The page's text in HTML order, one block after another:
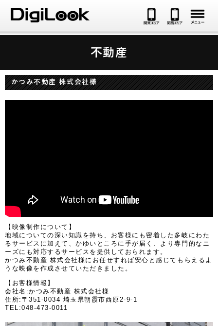
不動産
かつみ不動産 株式会社様
【映像制作について】
地域についての深い知識を持ち、お客様にも密着した多岐にわた
るサービスに加えて、かゆいところに手が届く、より専門的なニ
ーズにも対応するサービスを提供しておられます。
かつみ不動産 株式会社様にお任せすれば安心と感じてもらえるよ
うな映像を作成させていただきました。
【お客様情報】
会社名:かつみ不動産 株式会社様
住所:〒351-0034 埼玉県朝霞市西原2-9-1
TEL:048-473-0011